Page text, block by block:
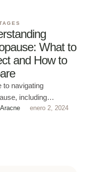
What to
and How to
to navigating
including
treatments, and
enero 2, 2024